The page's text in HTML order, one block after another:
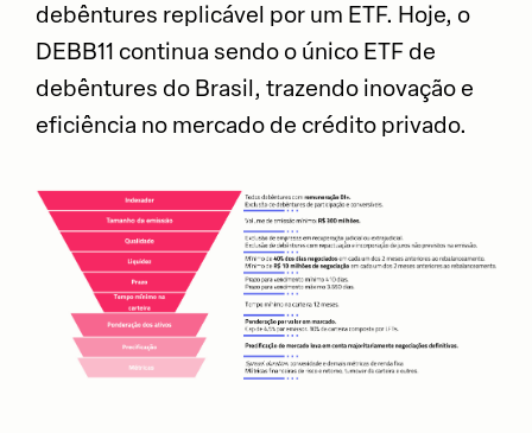
debêntures replicável por um ETF. Hoje, o
DEBB11 continua sendo o único ETF de
debêntures do Brasil, trazendo inovação e
eficiência no mercado de crédito privado.